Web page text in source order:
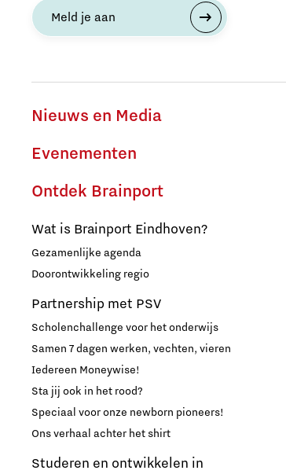
Meld je aan
Nieuws en Media
Evenementen
Ontdek Brainport
Wat is Brainport Eindhoven?
Gezamenlijke agenda
Doorontwikkeling regio
Partnership met PSV
Scholenchallenge voor het onderwijs
Samen 7 dagen werken, vechten, vieren
Iedereen Moneywise!
Sta jij ook in het rood?
Speciaal voor onze newborn pioneers!
Ons verhaal achter het shirt
Studeren en ontwikkelen in